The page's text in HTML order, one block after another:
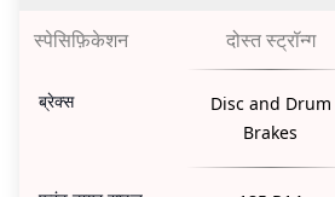
स्पेसिफ़िकेशन दोस्त स्ट्रॉन्ग
ब्रेक्स
Disc and Drum
Brakes